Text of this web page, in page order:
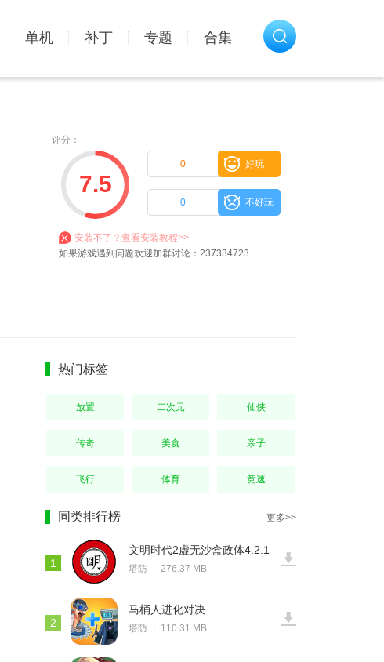
单机 补丁 专题 合集
评分：
7.5
好玩
0
不好玩
0
安装不了？查看安装教程>>
如果游戏遇到问题欢迎加群讨论：237334723
热门标签
放置 二次元 仙侠
传奇 美食 亲子
飞行 体育 竞速
同类排行榜 更多>>
1
文明时代2虚无沙盒政体4.2.1
塔防 276.37 MB
2
马桶人进化对决
塔防 110.31 MB